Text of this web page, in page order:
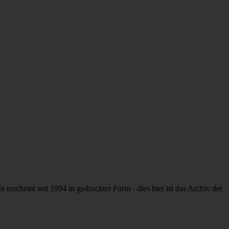
seit 1994 in gedruckter Form - dies hier ist das Archiv der